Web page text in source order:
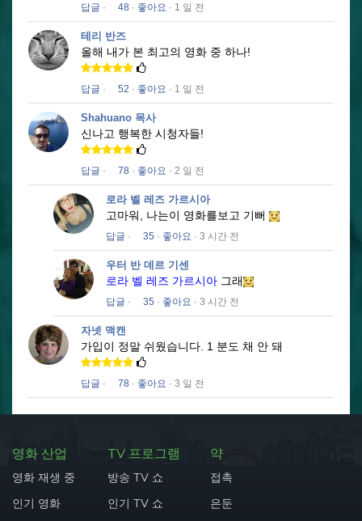
답글 · 48 · 좋아요 · 1 일 전
테리 반즈
올해 내가 본 최고의 영화 중 하나!
답글 · 52 · 좋아요 · 1 일 전
Shahuano 목사
신나고 행복한 시청자들!
답글 · 78 · 좋아요 · 2 일 전
로라 벨 레즈 가르시아
고마워, 나는이 영화를보고 기뻐
답글 · 35 · 좋아요 · 3 시간 전
우터 반 데르 기센
로라 벨 레즈 가르시아 그래
답글 · 35 · 좋아요 · 3 시간 전
자넷 맥캔
가입이 정말 쉬웠습니다. 1 분도 채 안 돼
답글 · 78 · 좋아요 · 3 일 전
영화 산업
영화 재생 중
인기 영화
TV 프로그램
방송 TV 쇼
인기 TV 쇼
약
접촉
은둔